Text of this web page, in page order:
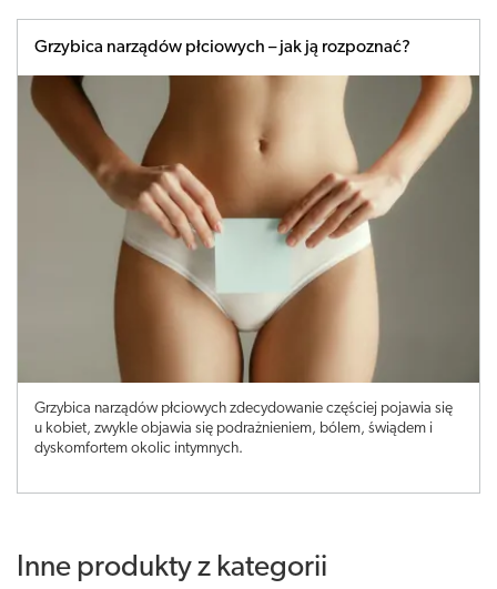
Grzybica narządów płciowych – jak ją rozpoznać?
Grzybica narządów płciowych zdecydowanie częściej pojawia się
u kobiet, zwykle objawia się podrażnieniem, bólem, świądem i
dyskomfortem okolic intymnych.
Inne produkty z kategorii